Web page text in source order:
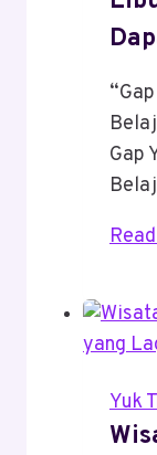
Gap
Yuk